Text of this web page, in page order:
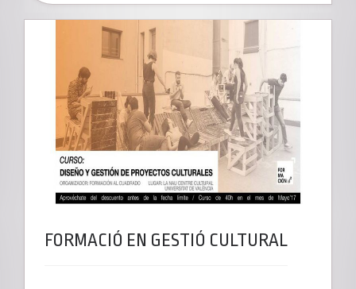
FORMACIÓ EN GESTIÓ CULTURAL